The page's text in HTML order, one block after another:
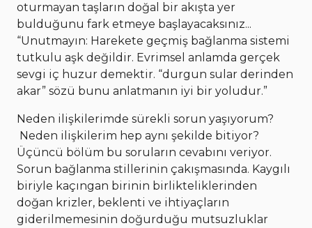
oturmayan taşların doğal bir akışta yer
bulduğunu fark etmeye başlayacaksınız...
“Unutmayın: Harekete geçmiş bağlanma sistemi
tutkulu aşk değildir. Evrimsel anlamda gerçek
sevgi iç huzur demektir. “durgun sular derinden
akar” sözü bunu anlatmanın iyi bir yoludur.”
Neden ilişkilerimde sürekli sorun yaşıyorum?
Neden ilişkilerim hep aynı şekilde bitiyor?
Üçüncü bölüm bu soruların cevabını veriyor.
Sorun bağlanma stillerinin çakışmasında. Kaygılı
biriyle kaçıngan birinin birlikteliklerinden
doğan krizler, beklenti ve ihtiyaçların
giderilmemesinin doğurduğu mutsuzluklar